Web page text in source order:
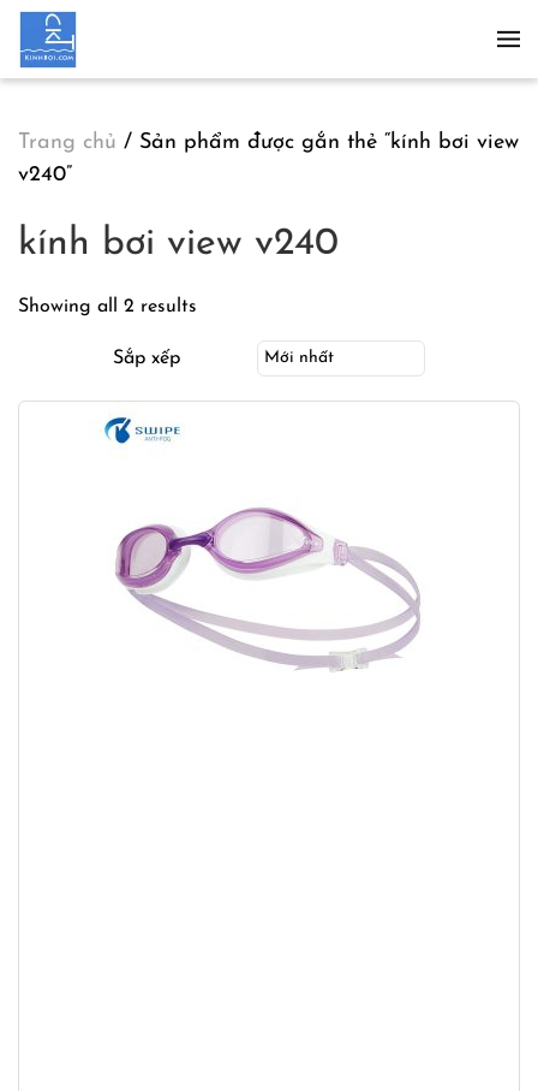
Skip to main content
Trang chủ / Sản phẩm được gắn thẻ “kính bơi view
v240”
kính bơi view v240
Showing all 2 results
Sắp xếp